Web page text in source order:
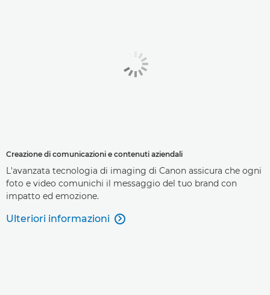
Creazione di comunicazioni e contenuti aziendali
L'avanzata tecnologia di imaging di Canon assicura che ogni
foto e video comunichi il messaggio del tuo brand con
impatto ed emozione.
Ulteriori informazioni 